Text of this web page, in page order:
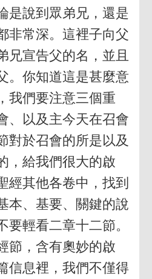
是說到眾弟兄，還是
非常深。這裡子向父
兄宣告父的名，並且
。你知道這是甚麼意
我們要注意三個重
、以及主今天在召會
對於召會的所是以及
，給我們很大的啟
經其他各卷中，找到
本、基要、關鍵的說
要輕看二章十二節。
節，含有奧妙的啟
信息裡，我們不僅得